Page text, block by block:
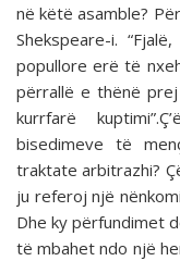
në këtë asamble?
Shekspeare-i.
popullore erë të
përrallë e thënë
kurrfarë
bisedimeve të
traktate arbitrazhi?
ju referoj një
Dhe ky përfundimet
të mbahet ndo një